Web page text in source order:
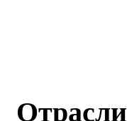
Отрасли